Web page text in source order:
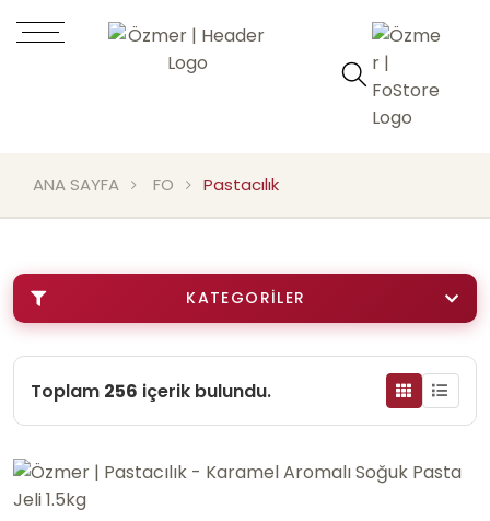
ANA SAYFA FO Pastacılık
KATEGORILER
Toplam 256 içerik bulundu.